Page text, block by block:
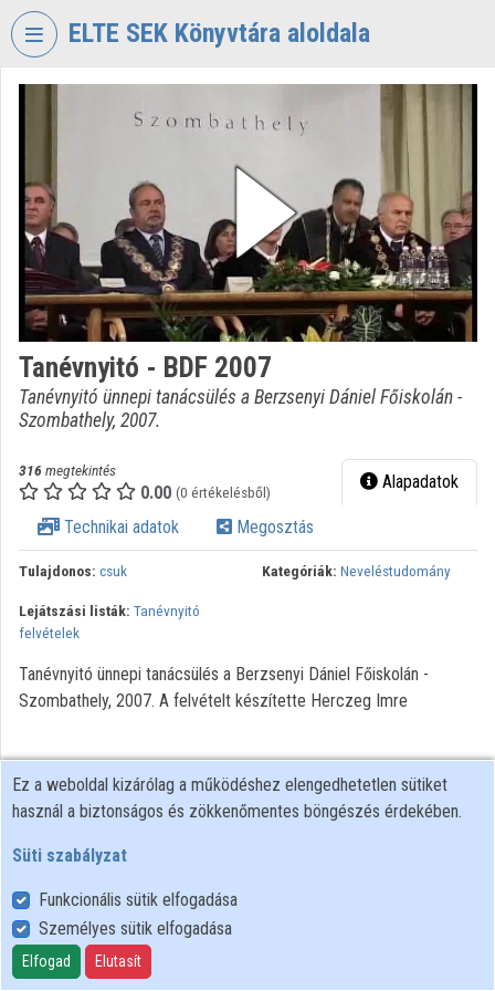
Fejléc kihagyása
ELTE SEK Könyvtára aloldala
EKL
SAVARIA
KÖNYVTÁR
ÉS
LEVÉLTÁR
Intézményi kezdőlap
Bejelentkezés
Intézményi felfedezés
Kategóriák
Intézményi listák
Intézmények
Közreműködők
Tanévnyitó - BDF 2007
Tanévnyitó ünnepi tanácsülés a Berzsenyi Dániel Főiskolán -
Szombathely, 2007.
316 megtekintés
0.00 (0 értékelésből) Alapadatok
Technikai adatok Megosztás
Tulajdonos: csuk Kategóriák: Neveléstudomány
Lejátszási listák: Tanévnyitó
felvételek
Tanévnyitó ünnepi tanácsülés a Berzsenyi Dániel Főiskolán -
Szombathely, 2007. A felvételt készítette Herczeg Imre
Felhasználói szabályzat
Adatkezelési tájékoztató
Süti szabályzat
Ez a weboldal kizárólag a működéshez elengedhetetlen sütiket
használ a biztonságos és zökkenőmentes böngészés érdekében.
Süti szabályzat
Funkcionális sütik elfogadása
Személyes sütik elfogadása
Elfogad Elutasít